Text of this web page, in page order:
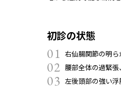
初診の状態
01 右仙腸関節の明
02 腰部全体の過緊
03 左後頭部の強い浮